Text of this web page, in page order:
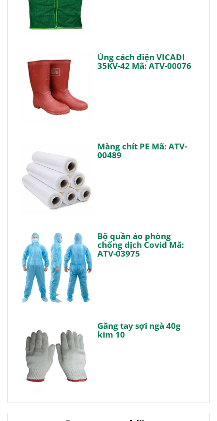
Ủng cách điện VICADI
35KV-42 Mã: ATV-00076
Màng chít PE Mã: ATV-
00489
Bộ quần áo phòng
chống dịch Covid Mã:
ATV-03975
Găng tay sợi ngà 40g
kim 10